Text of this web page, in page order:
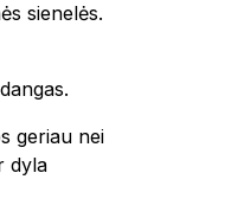
sienelės.
geriau nei
dyla